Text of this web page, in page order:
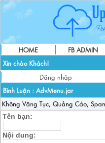
HOME FB ADMIN
Xin chào Khách!
Đăng nhập
Bình Luận : AdvMenu.jar
Không Văng Tục, Quảng Cáo,
Tên bạn:
Nội dung: